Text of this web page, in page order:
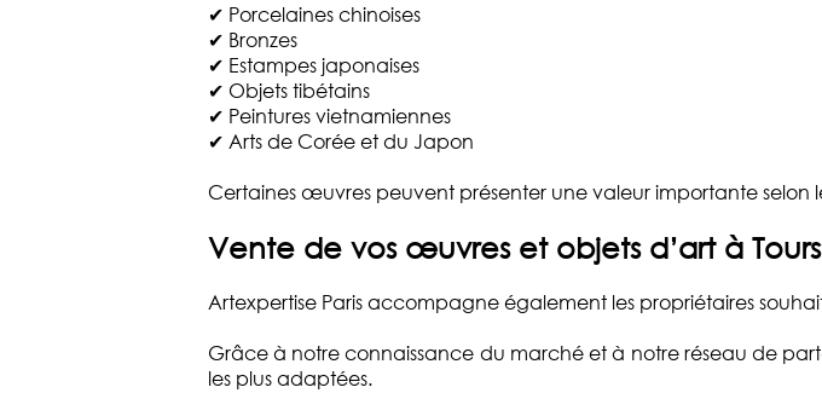
✔ Porcelaines chinoises
✔ Bronzes
✔ Estampes japonaises
✔ Objets tibétains
✔ Peintures vietnamiennes
✔ Arts de Corée et du Japon
Certaines œuvres peuvent présenter une valeur importante
Vente de vos œuvres et objets d’art à Tours
Artexpertise Paris accompagne également les propriétaires
Grâce à notre connaissance du marché et à notre réseau de
les plus adaptées.